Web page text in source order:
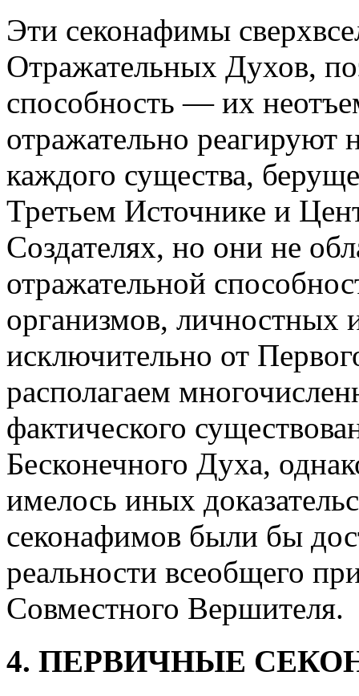
Эти секонафимы
Отражательных Духов,
способность — их
отражательно реагируют
каждого существа,
Третьем Источнике и
Создателях, но они не
отражательной
организмов,
исключительно от
располагаем
фактического
Бесконечного Духа,
имелось иных
секонафимов были бы
реальности всеобщего
Совместного Вершителя.
4. ПЕРВИЧНЫЕ